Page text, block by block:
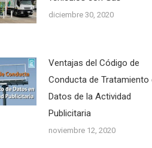
diciembre 30, 2020
Ventajas del Código de
Conducta de Tratamiento
Datos de la Actividad
Publicitaria
noviembre 12, 2020